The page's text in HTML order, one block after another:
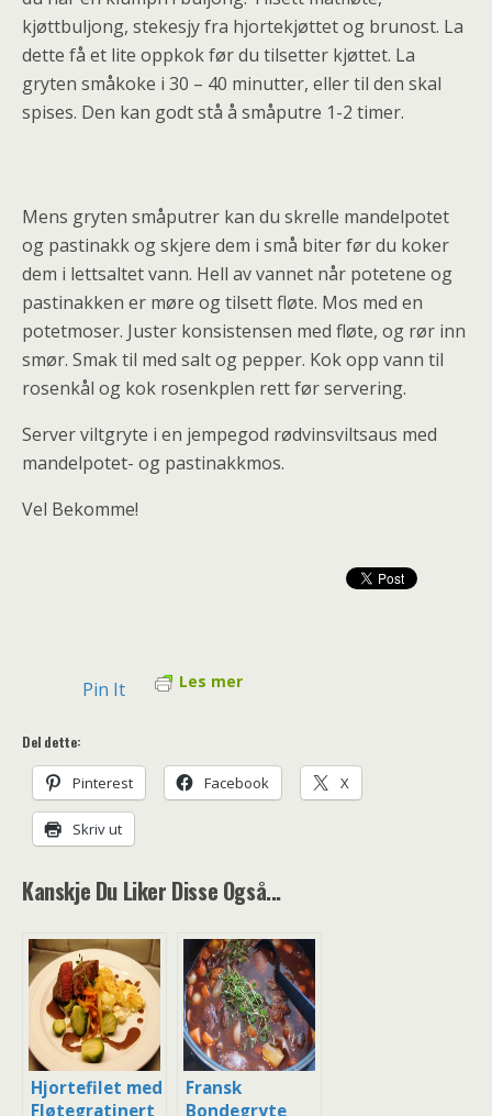
kjøttbuljong, stekesjy fra hjortekjøttet og brunost. La
dette få et lite oppkok før du tilsetter kjøttet. La
gryten småkoke i 30 – 40 minutter, eller til den skal
spises. Den kan godt stå å småputre 1-2 timer.
Mens gryten småputrer kan du skrelle mandelpotet
og pastinakk og skjere dem i små biter før du koker
dem i lettsaltet vann. Hell av vannet når potetene og
pastinakken er møre og tilsett fløte. Mos med en
potetmoser. Juster konsistensen med fløte, og rør inn
smør. Smak til med salt og pepper. Kok opp vann til
rosenkål og kok rosenkplen rett før servering.
Server viltgryte i en jempegod rødvinsviltsaus med
mandelpotet- og pastinakkmos.
Vel Bekomme!
Pin It Les mer
Del dette:
Pinterest Facebook X
Skriv ut
Kanskje Du Liker Disse Også...
Hjortefilet med
Fløtegratinert
Fransk
Bondegryte